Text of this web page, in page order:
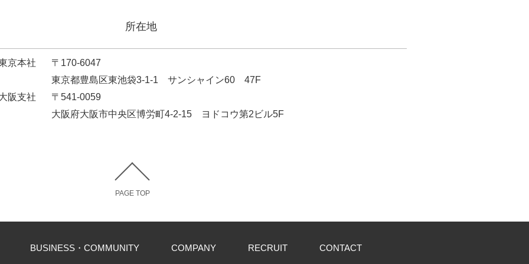
所在地
京本社
〒170-6047
東京都豊島区東池袋3-1-1 サンシャイン60 47F
阪支社
〒541-0059
大阪府大阪市中央区博労町4-2-15 ヨドコウ第2ビル5F
PAGE TOP
BUSINESS・COMMUNITY COMPANY RECRUIT CONTACT